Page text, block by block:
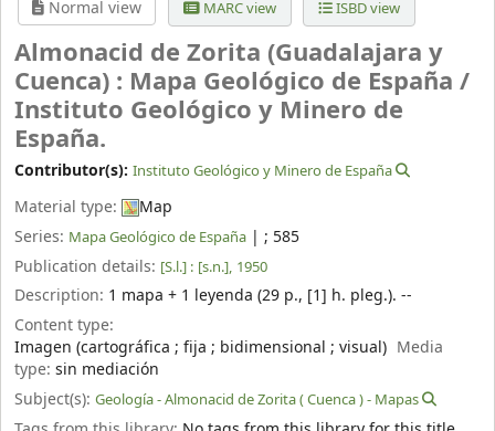
Normal view MARC view ISBD view
Almonacid de Zorita (Guadalajara y
Cuenca) : Mapa Geológico de España /
Instituto Geológico y Minero de
España.
Contributor(s): Instituto Geológico y Minero de España
Material type:
Map
Series: Mapa Geológico de España | ; 585
Publication details: [S.l.] : [s.n.], 1950
Description: 1 mapa + 1 leyenda (29 p., [1] h. pleg.). --
Content type:
Imagen (cartográfica ; fija ; bidimensional ; visual) Media
type: sin mediación
Subject(s): Geología - Almonacid de Zorita ( Cuenca ) - Mapas